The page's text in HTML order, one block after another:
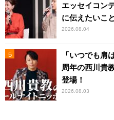
エッセイコン
に伝えたいこと
2026.08.04
「いつでも肩
周年の西川貴
登場！
2026.08.03